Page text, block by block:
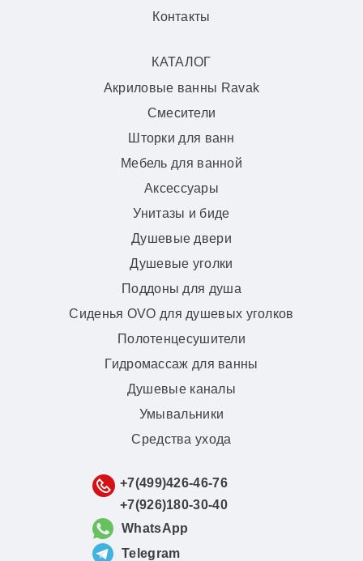
Контакты
КАТАЛОГ
Акриловые ванны Ravak
Смесители
Шторки для ванн
Мебель для ванной
Аксессуары
Унитазы и биде
Душевые двери
Душевые уголки
Поддоны для душа
Сиденья OVO для душевых уголков
Полотенцесушители
Гидромассаж для ванны
Душевые каналы
Умывальники
Средства ухода
+7(499)426-46-76
+7(926)180-30-40
WhatsApp
Telegram